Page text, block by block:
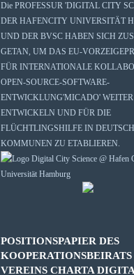
Die PROFESSUR 'DIGITAL CITY
DER HAFENCITY UNIVERSITÄT
UND DER BVSC HABEN SICH
GETAN, UM DAS EU-
FÜR INTERNATIONALE
OPEN-SOURCE-SOFTWARE-
ENTWICKLUNG'MICADO'
ENTWICKELN UND FÜR DIE
FLÜCHTLINGSHILFE IN
KOMMUNEN ZU ETABLIEREN.
POSITIONSPAPIER DES
KOOPERATIONSBEIRATS
VEREINS CHARTA